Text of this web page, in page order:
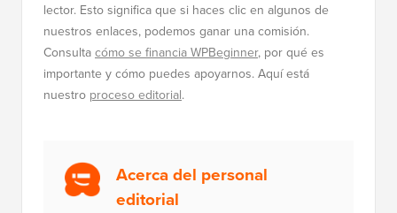
lector. Esto significa que si haces clic en algunos de
nuestros enlaces, podemos ganar una comisión.
Consulta cómo se financia WPBeginner, por qué es
importante y cómo puedes apoyarnos. Aquí está
nuestro proceso editorial.
Acerca del personal
editorial